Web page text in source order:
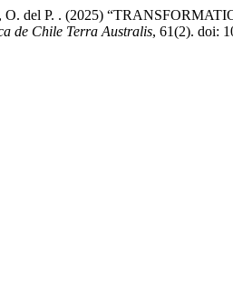
O. del P. . (2025)
de Chile Terra Australis, 61(2). doi: